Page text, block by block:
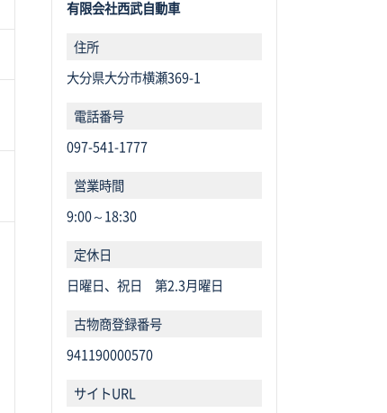
有限会社西武自動車
住所
大分県大分市横瀬369-1
電話番号
097-541-1777
営業時間
9:00～18:30
定休日
日曜日、祝日 第2.3月曜日
古物商登録番号
941190000570
サイトURL